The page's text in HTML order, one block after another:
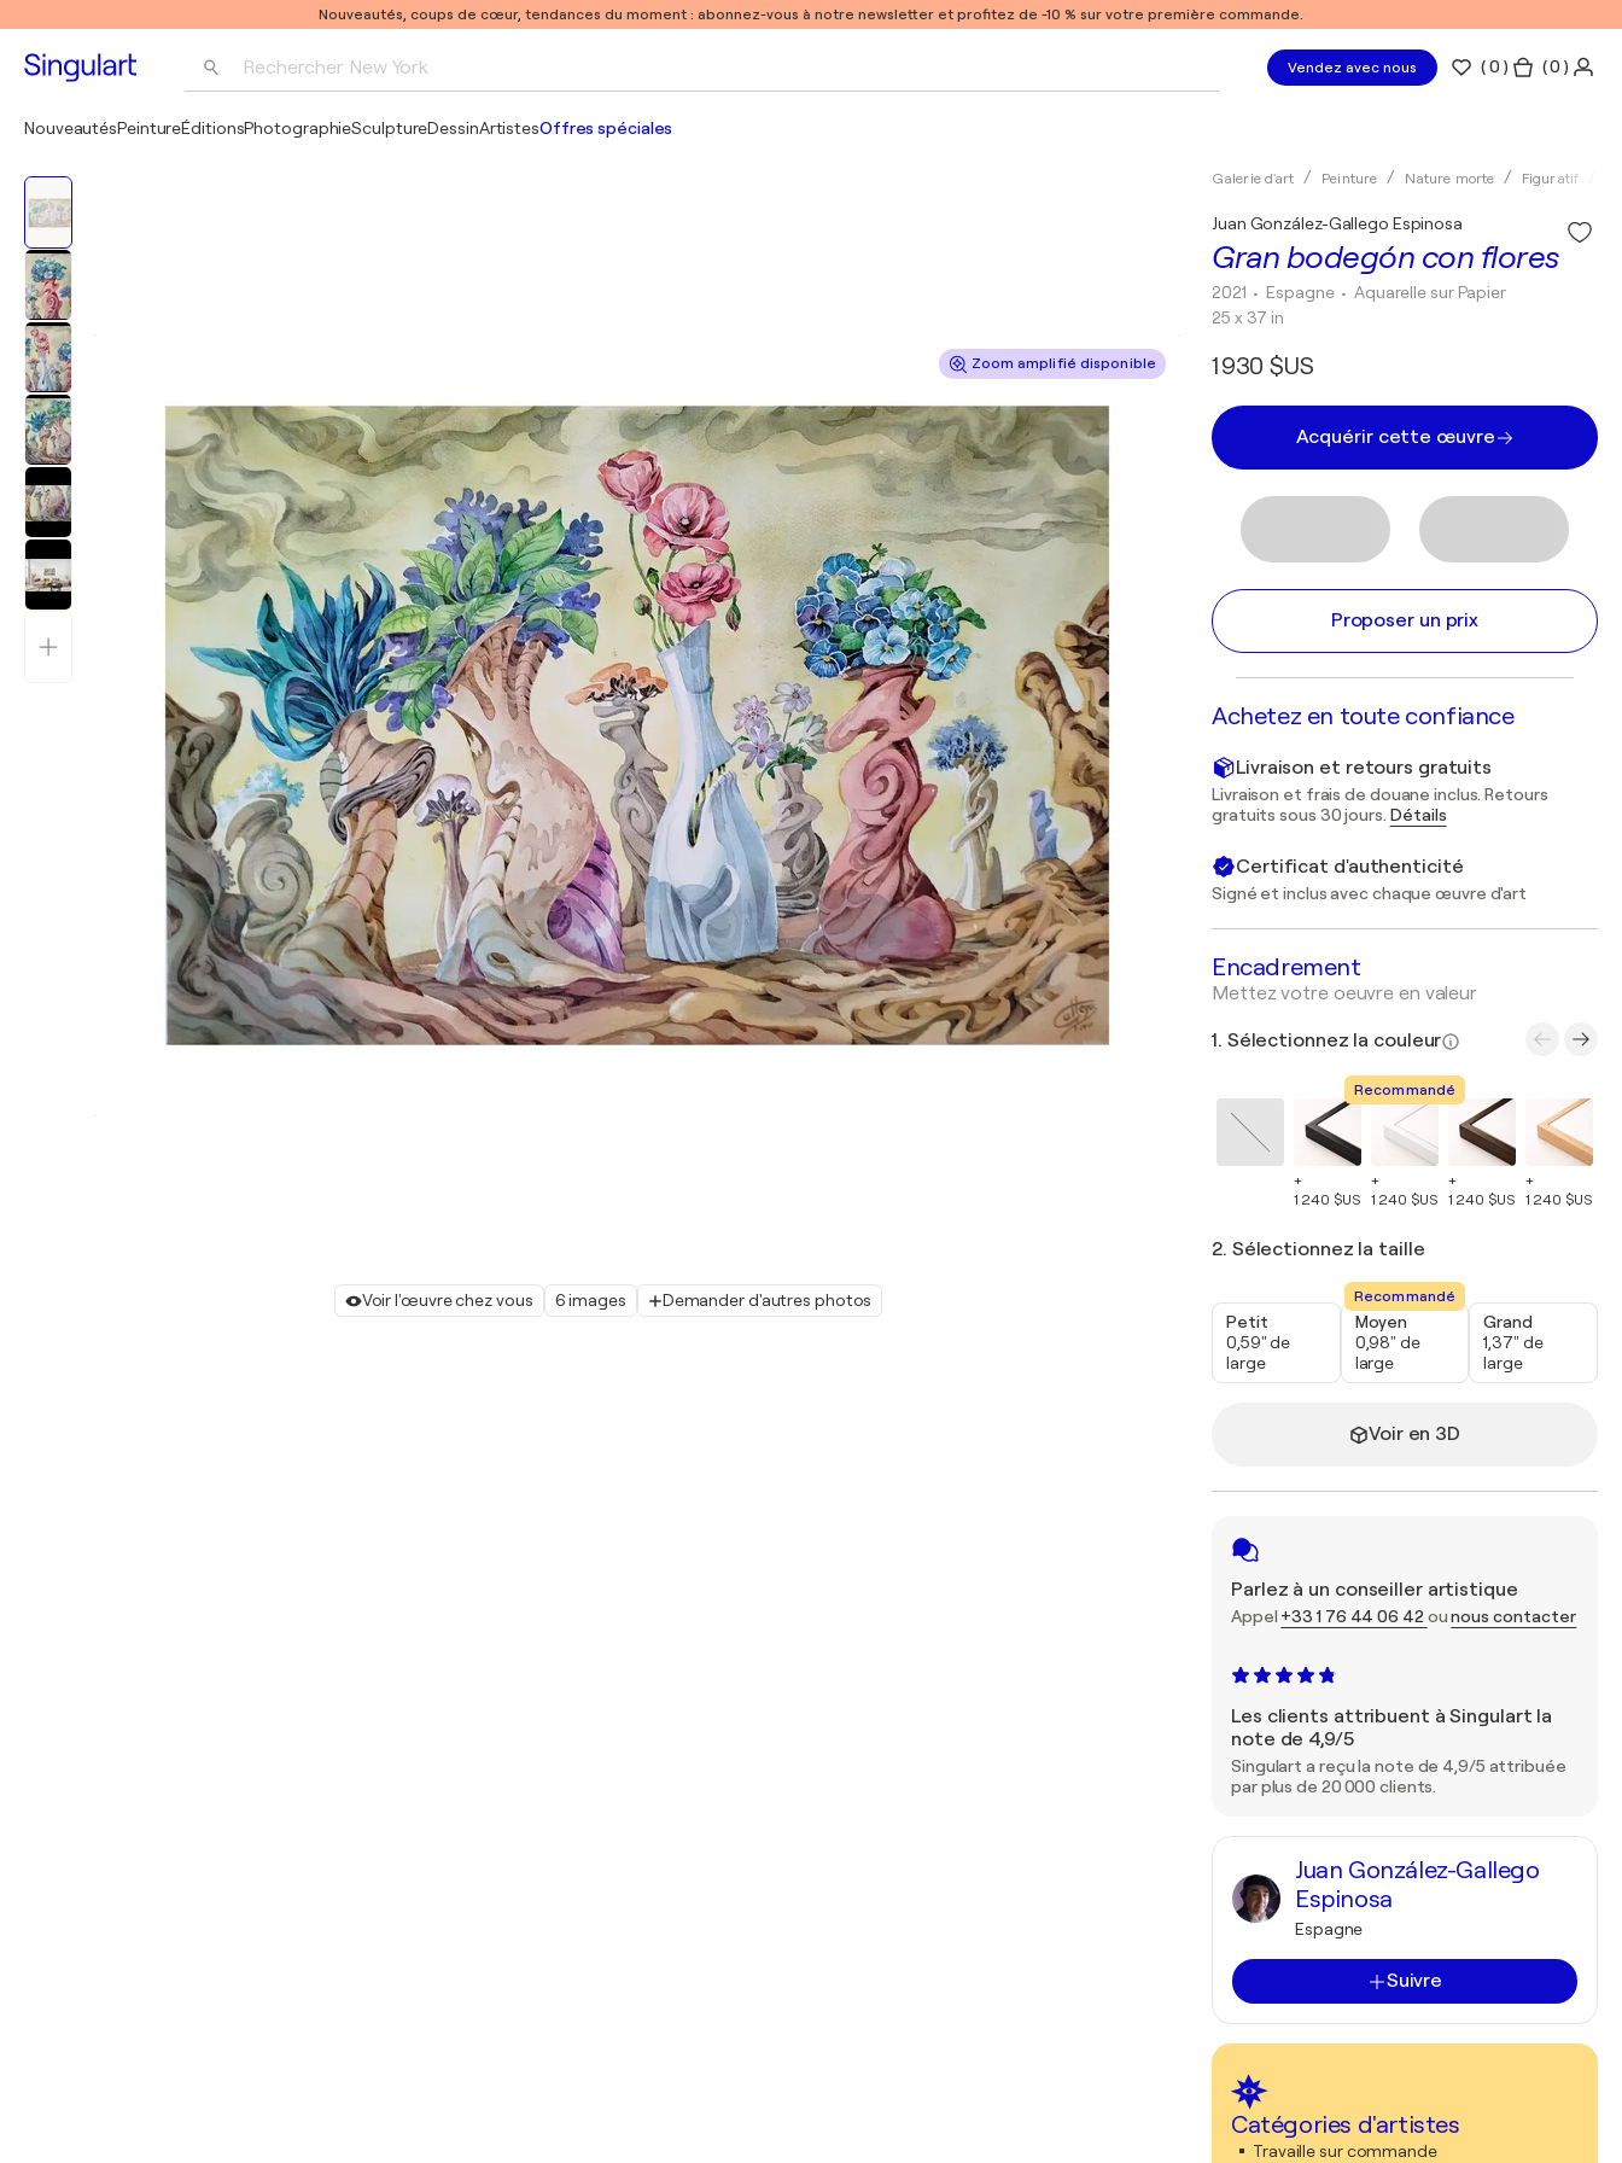
Nouveautés, coups de cœur, tendances du moment : abonnez-vous à notre newsletter et profitez de -10 % sur votre première commande.
Rechercher New York Vendez avec nous (0 ) ( 0 )
NouveautésPeintureÉditionsPhotographieSculptureDessinArtistesOffres spéciales
Zoom amplifié disponible
Voir l'œuvre chez vous 6 images Demander d'autres photos
Galerie d'art Peinture Nature morte Figuratif
Gran bodegón con flores
Juan González-Gallego Espinosa
2021 • Espagne • Aquarelle sur Papier
25 x 37 in
1 930 $US
Acquérir cette œuvre
Proposer un prix
Achetez en toute confiance
Livraison et retours gratuits
Livraison et frais de douane inclus. Retours
gratuits sous 30 jours. Détails
Certificat d'authenticité
Signé et inclus avec chaque œuvre d'art
Encadrement
Mettez votre oeuvre en valeur
1. Sélectionnez la couleur
+
1 240 $US
Recommandé
+
1 240 $US
+
1 240 $US
+
1 240 $US
2. Sélectionnez la taille
Petit
0,59" de
large
Recommandé
Moyen
0,98" de
large
Grand
1,37" de
large
Voir en 3D
Parlez à un conseiller artistique
Appel +33 1 76 44 06 42 ounous contacter
Les clients attribuent à Singulart la
note de 4,9/5
Singulart a reçu la note de 4,9/5 attribuée
par plus de 20 000 clients.
Juan González-Gallego
Espinosa
Espagne
Suivre
Catégories d'artistes
Travaille sur commande